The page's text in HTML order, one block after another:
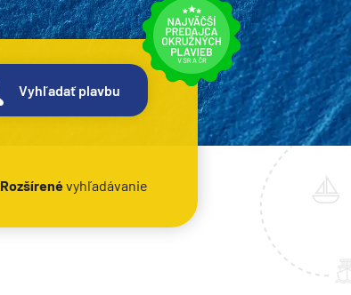
Vyhľadať plavbu
Rozšírenévyhľadávanie